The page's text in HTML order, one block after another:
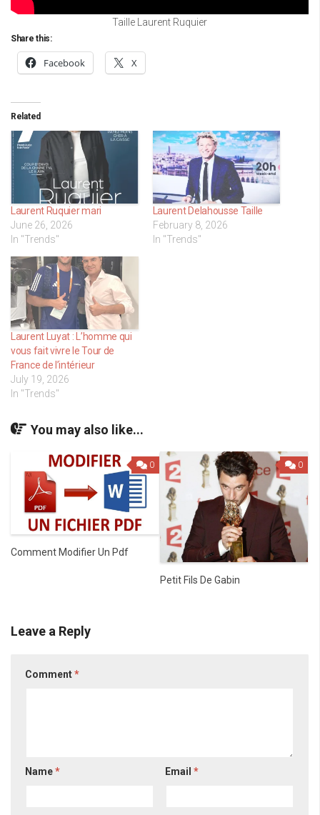
Taille Laurent Ruquier
Share this:
Facebook X
Related
Laurent Ruquier mari
June 26, 2026
In "Trends"
Laurent Delahousse Taille
February 8, 2026
In "Trends"
Laurent Luyat : L’homme qui
vous fait vivre le Tour de
France de l’intérieur
July 19, 2026
In "Trends"
You may also like...
0
Comment Modifier Un Pdf
0
Petit Fils De Gabin
Leave a Reply
Comment*
Name* Email*